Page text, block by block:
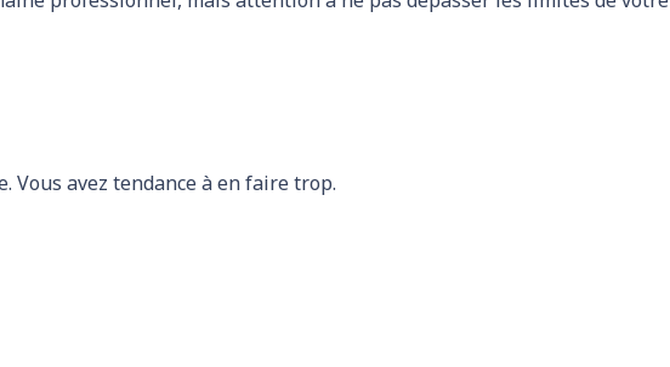
Vous avez tendance à en faire trop.